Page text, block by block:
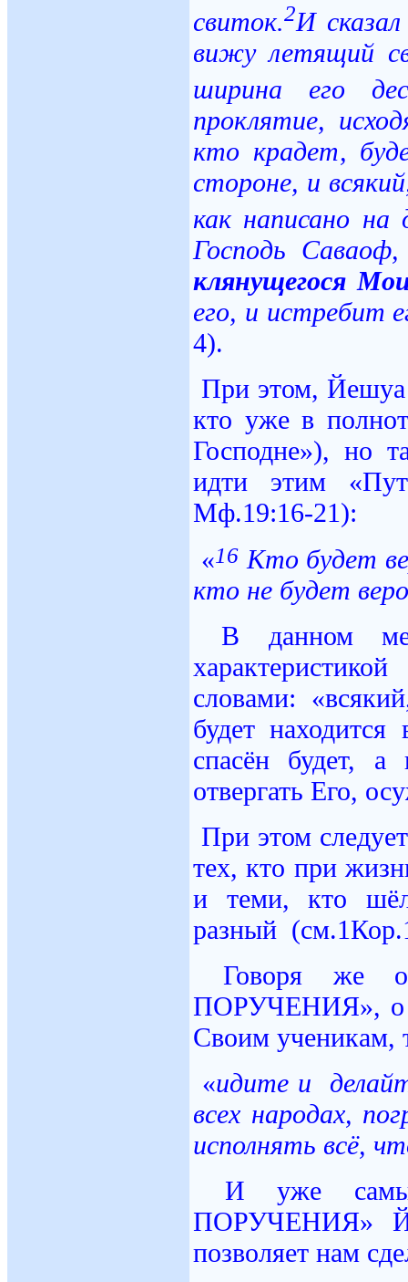
свиток.2И
вижу летящий
ширина его
проклятие,
кто крадет,
стороне, и
как написано на
Господь
клянущегося
его, и истребит
4).
При этом, Йешуа
кто уже в
Господне»), но
идти этим
Мф.19:16-21):
«16Кто будет
кто не будет
В данном
словами:
будет
спасён будет,
отвергать Его,
При этом
тех, кто при
и теми, кто
разный
Говоря же
ПОРУЧЕНИЯ», о
Своим ученикам,
«идите и
всех народах,
исполнять всё,
И уже
ПОРУЧЕНИЯ»
позволяет нам